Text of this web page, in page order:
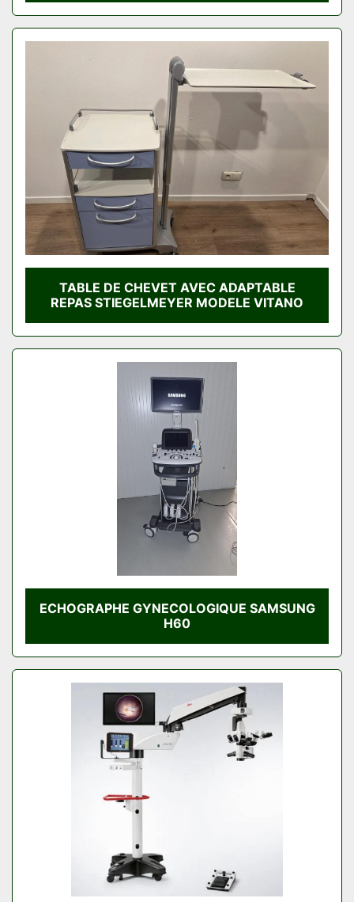
TABLE DE CHEVET AVEC ADAPTABLE
REPAS STIEGELMEYER MODELE VITANO
ECHOGRAPHE GYNECOLOGIQUE SAMSUNG
H60